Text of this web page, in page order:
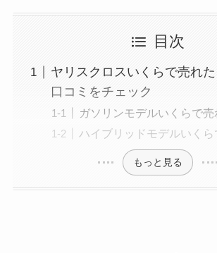
目次
ヤリスクロスいくらで売れた
口コミをチェック
ガソリンモデルいくらで売
ハイブリッドモデルいくら
もっと見る